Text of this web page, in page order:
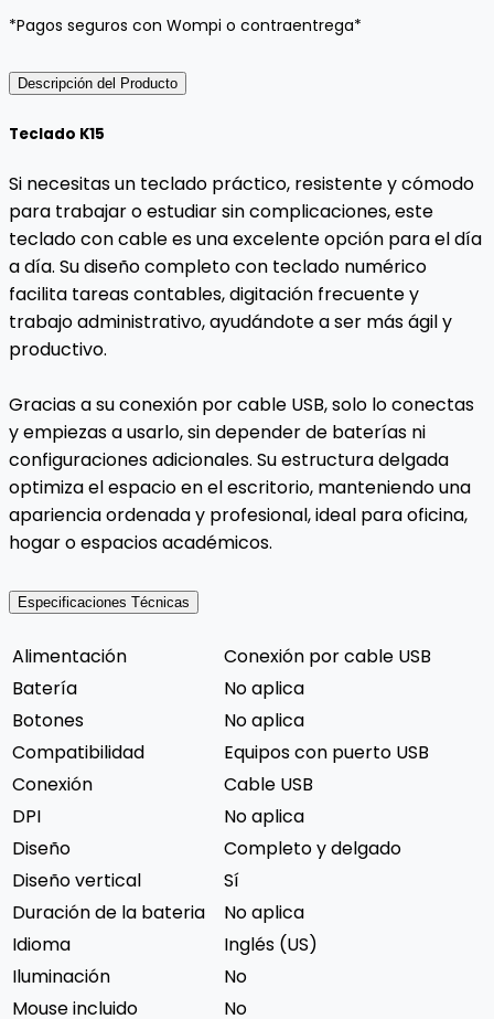
*Pagos seguros con Wompi o contraentrega*
Descripción del Producto
Teclado K15
Si necesitas un teclado práctico, resistente y cómodo
para trabajar o estudiar sin complicaciones, este
teclado con cable es una excelente opción para el día
a día. Su diseño completo con teclado numérico
facilita tareas contables, digitación frecuente y
trabajo administrativo, ayudándote a ser más ágil y
productivo.
Gracias a su conexión por cable USB, solo lo conectas
y empiezas a usarlo, sin depender de baterías ni
configuraciones adicionales. Su estructura delgada
optimiza el espacio en el escritorio, manteniendo una
apariencia ordenada y profesional, ideal para oficina,
hogar o espacios académicos.
Especificaciones Técnicas
Alimentación
Conexión por cable USB
Batería
No aplica
Botones
No aplica
Compatibilidad
Equipos con puerto USB
Conexión
Cable USB
DPI
No aplica
Diseño
Completo y delgado
Diseño vertical
Sí
Duración de la bateria
No aplica
Idioma
Inglés (US)
Iluminación
No
Mouse incluido
No